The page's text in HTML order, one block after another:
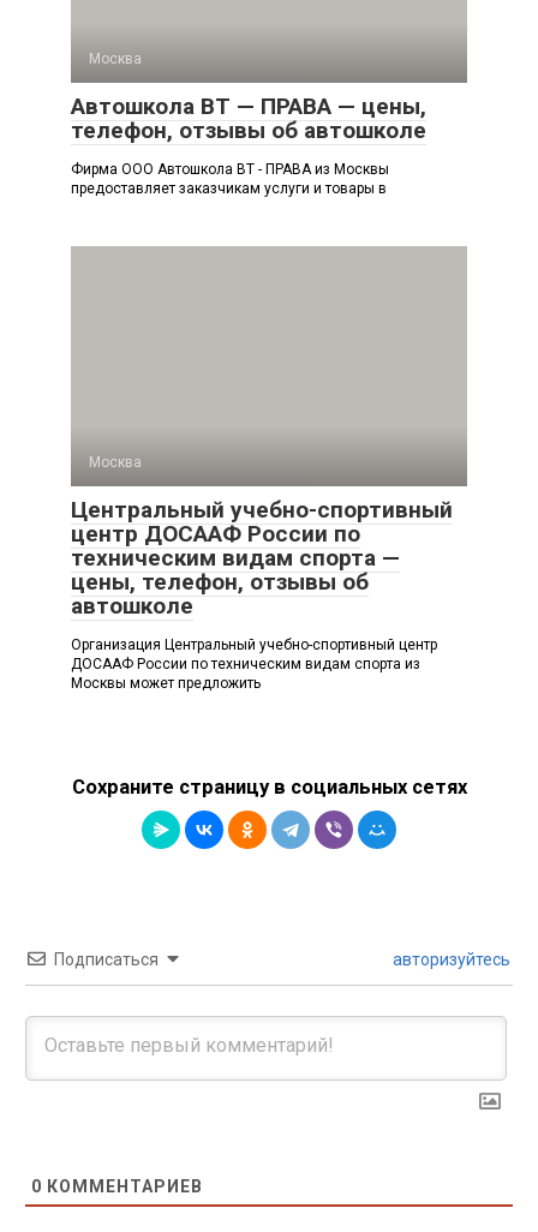
Москва
Автошкола ВТ — ПРАВА — цены,
телефон, отзывы об автошколе
Фирма ООО Автошкола ВТ - ПРАВА из Москвы
предоставляет заказчикам услуги и товары в
Москва
Центральный учебно-спортивный
центр ДОСААФ России по
техническим видам спорта —
цены, телефон, отзывы об
автошколе
Организация Центральный учебно-спортивный центр
ДОСААФ России по техническим видам спорта из
Москвы может предложить
Сохраните страницу в социальных сетях
Подписаться авторизуйтесь
0 КОММЕНТАРИЕВ